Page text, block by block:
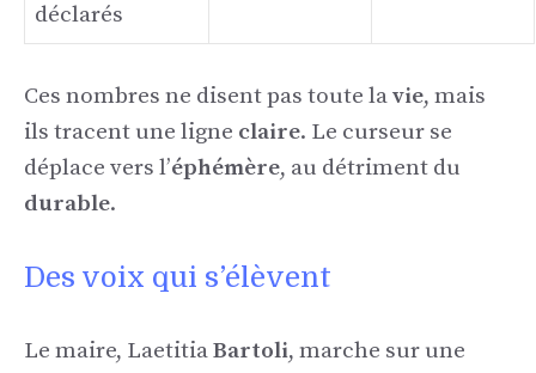
déclarés
Ces nombres ne disent pas toute lavie, mais
ils tracent une ligne claire. Le curseur se
déplace vers l’éphémère, au détriment du
durable.
Des voix qui s’élèvent
Le maire, LaetitiaBartoli, marche sur une